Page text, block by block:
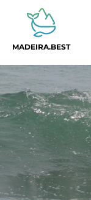
MADEIRA.BEST